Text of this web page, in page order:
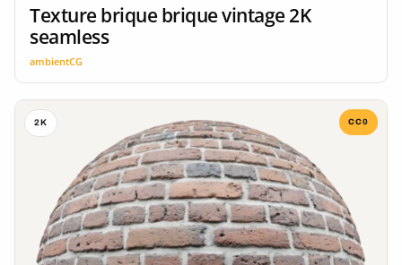
Texture brique brique vintage 2K
seamless
ambientCG
2K CC0